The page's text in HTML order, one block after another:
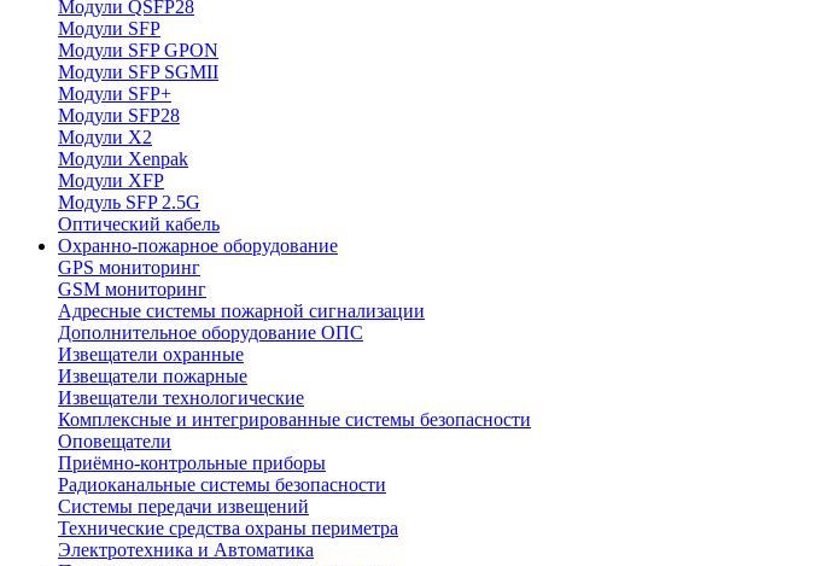
Модули QSFP28
Модули SFP
Модули SFP GPON
Модули SFP SGMII
Модули SFP+
Модули SFP28
Модули X2
Модули Xenpak
Модули XFP
Модуль SFP 2.5G
Оптический кабель
Охранно-пожарное оборудование
GPS мониторинг
GSM мониторинг
Адресные системы пожарной сигнализации
Дополнительное оборудование ОПС
Извещатели охранные
Извещатели пожарные
Извещатели технологические
Комплексные и интегрированные системы безопасноcти
Оповещатели
Приёмно-контрольные приборы
Радиоканальные системы безопасности
Системы передачи извещений
Технические средства охраны периметра
Электротехника и Автоматика